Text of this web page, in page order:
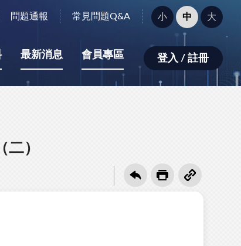
問題通報 常見問題Q&A
字
型
小：
小 中 大
最新消息 會員專區 登入 / 註冊
）